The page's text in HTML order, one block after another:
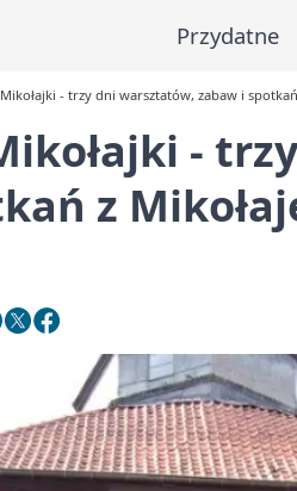
Przydatne
- trzy dni warsztatów, zabaw i
-
z